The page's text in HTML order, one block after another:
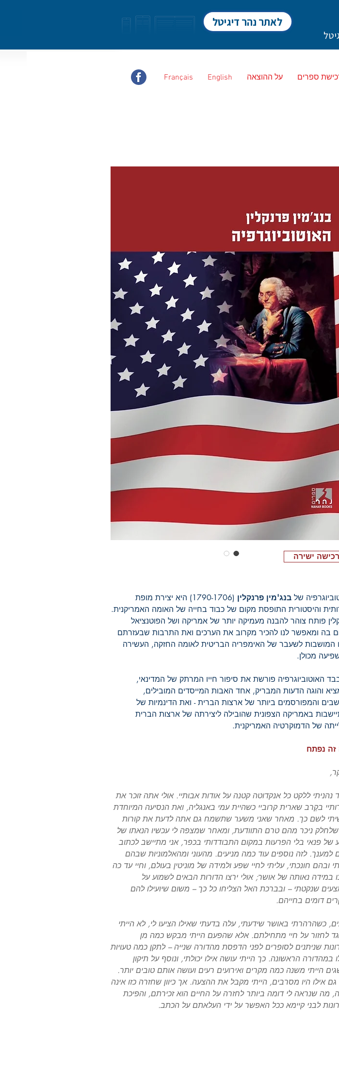
לאתר נהר דיגיטל
Français English על ההוצאה ספרים
של בנג'מין פרנקלין
(1790-1706) היא יצירת מופת
והיסטורית התופסת מקום של כבוד בחייה של האומה האמריקנית.
פותח צוהר להבנה מעמיקה יותר של אמריקה ושל הפוטנציאל
בה ומאפשר לנו להכיר מקרוב את הערכים ואת התרבות שבעזרתם
המושבות לשעבר של האימפריה הבריטית לאומה החזקה, העשירה
מכולן.
האוטוביוגרפיה פורשת את סיפור חייו המרתק של המדינאי,
והוגה הדעות המבריק, אחד האבות המייסדים המובילים,
והמפורסמים ביותר של ארצות הברית - ואת הדינמיות של
באמריקה הצפונית שהובילה ליצירתה של ארצות הברית
של הדמוקרטיה האמריקנית.
זה נפתח
נהניתי ללקט כל אנקדוטה קטנה על אודות אבותיי. אולי אתה זוכר את
בקֶרב שארית קרוביי כשהיית עמי באנגליה, ואת הנסיעה המיוחדת
לשם כך. מאחר שאני משער שתשמח גם אתה לדעת את קורות
שלחלק ניכר מהם טרם התוודעת, ומאחר שמצפה לי עכשיו הנאתו של
של פנאי בלי הפרעות במקום התבודדותי בכפר, אני מתיישב לכתוב
למענך. לזה נוספים עוד כמה מניעים. מהעוני ומהאלמוניות שבהם
ובהם חונכתי, עליתי לחיי שפע ולמידה של מוניטין בעולם, וחיי עד כה
במידה נאותה של אושר; אולי ירצו הדורות הבאים לשמוע על
שנקטתי – ובברכת האל הצליחו כל כך – משום שיועילו להם
דומים בחייהם.
כשהרהרתי באושר שידעתי, עלה בדעתי שאילו הציעו לי, לא הייתי
לחזור על חיי מתחילתם. אלא שהפעם הייתי מבקש כמה מן
שניתנים לסופרים לפני הדפסת מהדורה שנייה – לתקן כמה טעויות
במהדורה הראשונה. כך הייתי עושה אילו יכולתי, ונוסף על תיקון
הייתי משנה כמה מקרים ואירועים רעים ועושה אותם טובים יותר.
אילו היו מסרבים, הייתי מקבל את ההצעה. אך כיוון שחזרה כזו אינה
מה שנראה לי דומה ביותר לחזרה על החיים הוא זכירתם, והפיכת
לבני קיימא ככל האפשר על ידי העלאתם על הכתב.
רכישה ישירה